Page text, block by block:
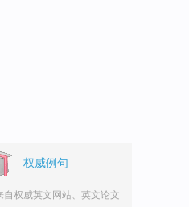
权威例句
自权威英文网站、英文论文